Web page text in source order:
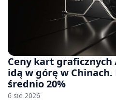
Ceny kart graficznych
idą w górę w
średnio 20%
6 sie 2026